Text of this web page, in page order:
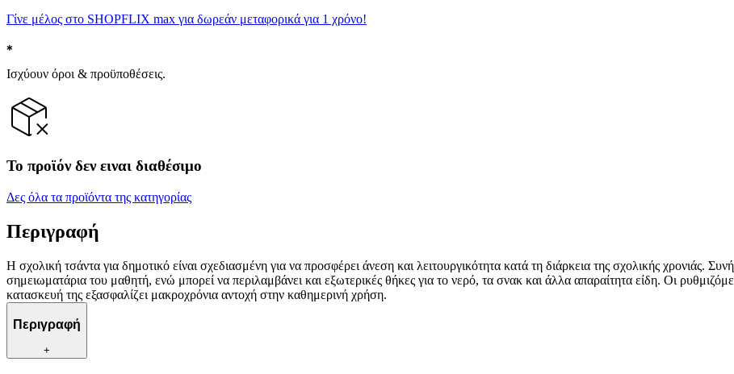
Γίνε μέλος στο SHOPFLIX max για δωρεάν μεταφορικά για 1 χρόνο!
Ισχύουν όροι & προϋποθέσεις.
Το προϊόν δεν ειναι διαθέσιμο
Δες όλα τα προϊόντα της κατηγορίας
Περιγραφή
Η σχολική τσάντα για δημοτικό είναι σχεδιασμένη για να προσφέρει άνεση και λειτουργικότητα κατά τη διάρκεια της σχολικής χρονιάς.
σημειωματάρια του μαθητή, ενώ μπορεί να περιλαμβάνει και εξωτερικές θήκες για το νερό, τα σνακ και άλλα απαραίτητα είδη. Οι
κατασκευή της εξασφαλίζει μακροχρόνια αντοχή στην καθημερινή χρήση.
Περιγραφή
+